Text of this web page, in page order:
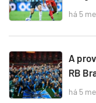
há 5
A
RB
há 5